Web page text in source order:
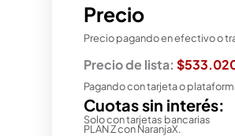
Precio
Precio pagando en efectivo o
Precio de lista:
Pagando con tarjeta o
Cuotas sin interés:
Solo con tarjetas bancarias
PLAN Z con NaranjaX.